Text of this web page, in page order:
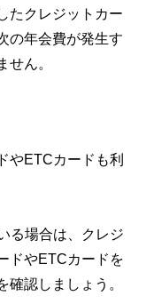
たクレジットカー
の年会費が発生す
せん。
やETCカードも利
る場合は、クレジ
ドやETCカードを
確認しましょう。